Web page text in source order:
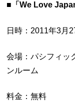
■「We Love
日時：2011年3月
会場：パシフィッ
ンルーム
料金：無料